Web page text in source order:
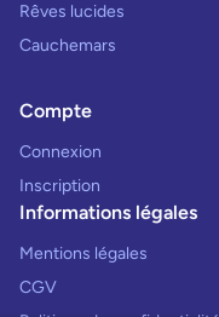
Rêves lucides
Cauchemars
Compte
Connexion
Inscription
Informations légales
Mentions légales
CGV